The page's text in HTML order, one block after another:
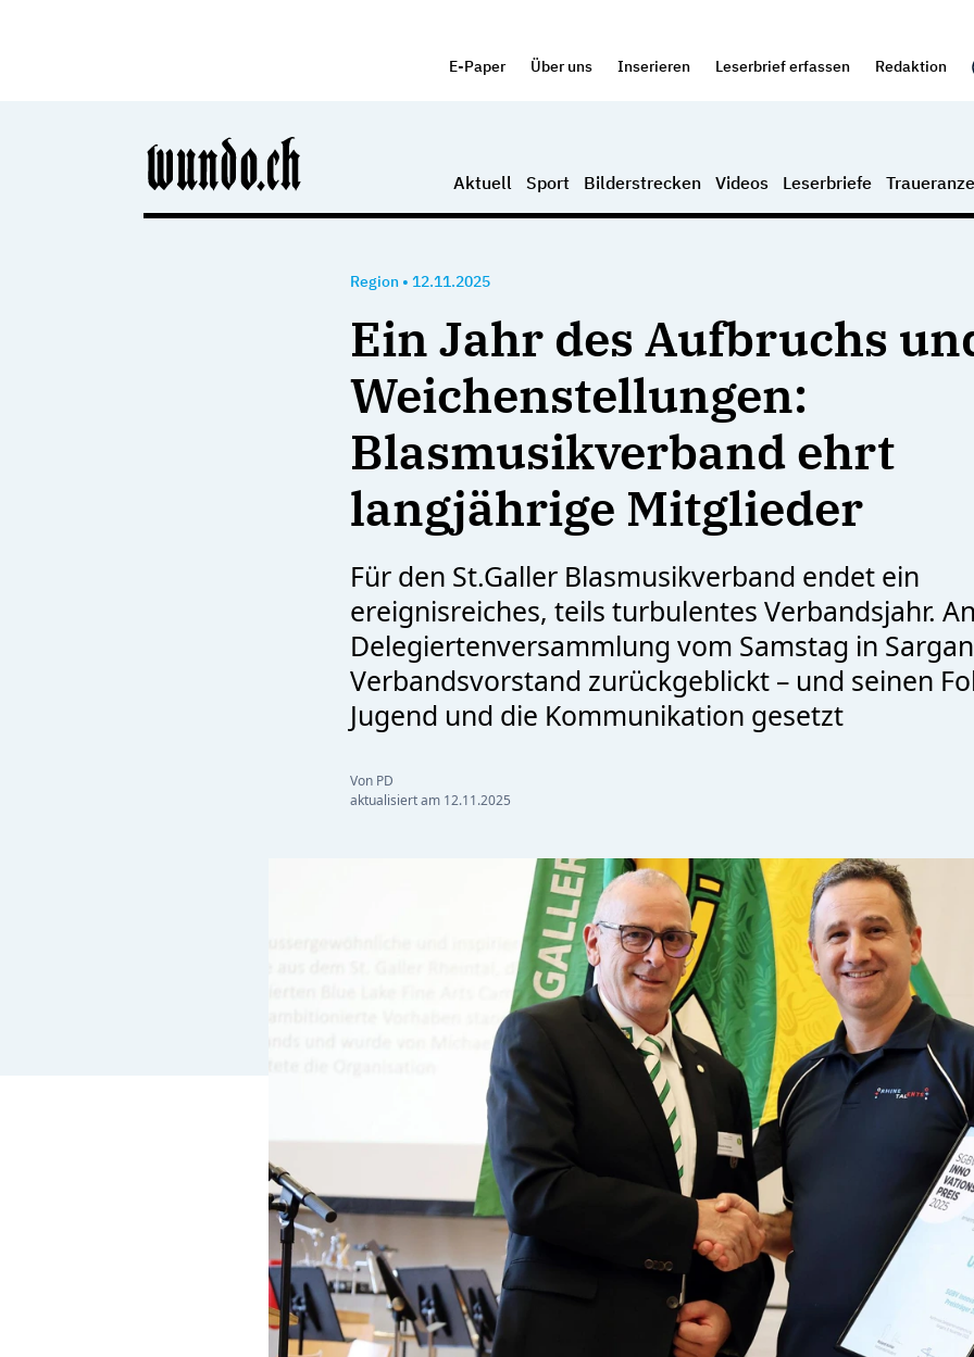
E-Paper Über uns Inserieren Leserbrief erfassen Redaktion
Aktuell Sport Bilderstrecken Videos Leserbriefe
Region • 12.11.2025
Ein Jahr des Aufbruchs
Weichenstellungen:
Blasmusikverband ehrt
langjährige Mitglieder
Für den St.Galler Blasmusikverband endet ein
ereignisreiches, teils turbulentes Verbandsjahr.
Delegiertenversammlung vom Samstag in
Verbandsvorstand zurückgeblickt – und seinen
Jugend und die Kommunikation gesetzt
Von PD
aktualisiert am 12.11.2025